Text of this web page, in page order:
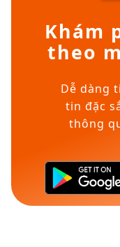
Khám
theo
Dễ dàng
tin đặc
thông